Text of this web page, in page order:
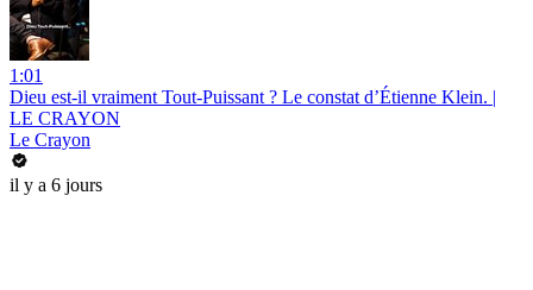
1:01
Dieu est-il vraiment Tout-Puissant ? Le constat d’Étienne Klein. |
LE CRAYON
Le Crayon
il y a 6 jours